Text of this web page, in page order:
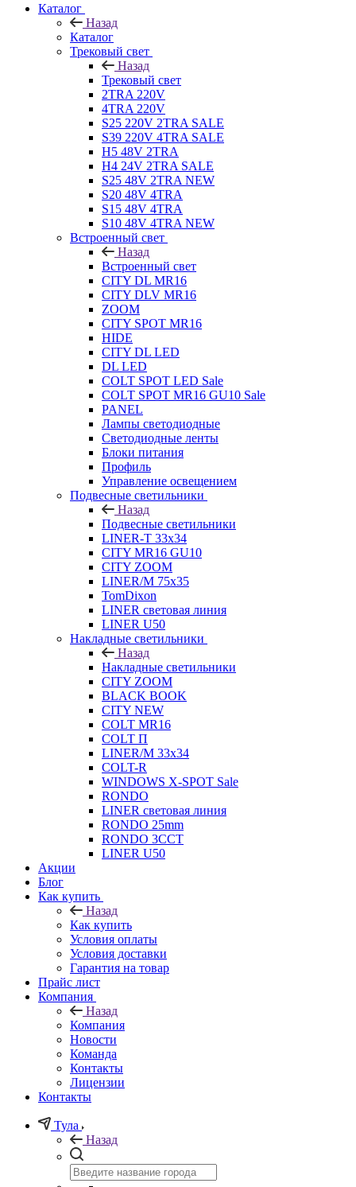
Каталог
Назад
Каталог
Трековый свет
Назад
Трековый свет
2TRA 220V
4TRA 220V
S25 220V 2TRA SALE
S39 220V 4TRA SALE
H5 48V 2TRA
H4 24V 2TRA SALE
S25 48V 2TRA NEW
S20 48V 4TRA
S15 48V 4TRA
S10 48V 4TRA NEW
Встроенный свет
Назад
Встроенный свет
CITY DL MR16
CITY DLV MR16
ZOOM
CITY SPOT MR16
HIDE
CITY DL LED
DL LED
COLT SPOT LED Sale
COLT SPOT MR16 GU10 Sale
PANEL
Лампы светодиодные
Светодиодные ленты
Блоки питания
Профиль
Управление освещением
Подвесные светильники
Назад
Подвесные светильники
LINER-T 33x34
CITY MR16 GU10
CITY ZOOM
LINER/M 75х35
TomDixon
LINER световая линия
LINER U50
Накладные светильники
Назад
Накладные светильники
CITY ZOOM
BLACK BOOK
CITY NEW
COLT MR16
COLT П
LINER/М 33х34
COLT-R
WINDOWS X-SPOT Sale
RONDO
LINER световая линия
RONDO 25mm
RONDO 3CCT
LINER U50
Акции
Блог
Как купить
Назад
Как купить
Условия оплаты
Условия доставки
Гарантия на товар
Прайс лист
Компания
Назад
Компания
Новости
Команда
Контакты
Лицензии
Контакты
Тула
Назад